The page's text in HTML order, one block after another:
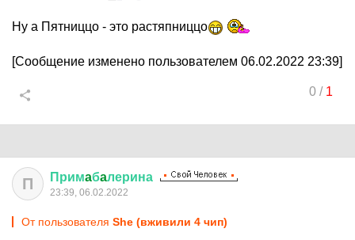
Ну а Пятниццо - это растяпниццо
[Сообщение изменено пользователем 06.02.2022 23:39]
0/ 1
П Примaбaлерина
23:39, 06.02.2022
От пользователя She (вживили 4 чип)